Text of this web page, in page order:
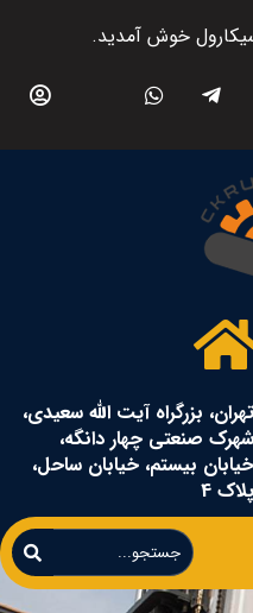
خوش آمدید.
تهران، بزرگراه آیت الله سعیدی،
شهرک صنعتی چهار دانگه،
خیابان بیستم، خیابان ساحل،
پلاک 4